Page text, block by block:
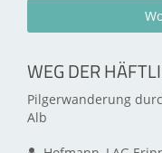
WEG DER
Pilgerwanderung
Alb